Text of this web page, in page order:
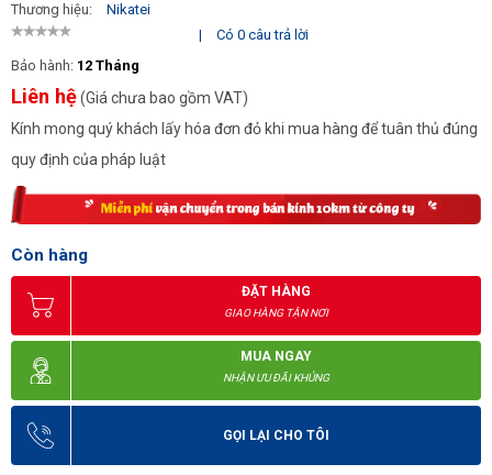
Thương hiệu:
Nikatei
|
Có 0 câu trả lời
Bảo hành: 12 Tháng
Liên hệ(Giá chưa bao gồm VAT)
Kính mong quý khách lấy hóa đơn đỏ khi mua hàng để tuân thủ đúng
quy định của pháp luật
Còn hàng
ĐẶT HÀNG
GIAO HÀNG TẬN NƠI
MUA NGAY
NHẬN ƯU ĐÃI KHỦNG
GỌI LẠI CHO TÔI